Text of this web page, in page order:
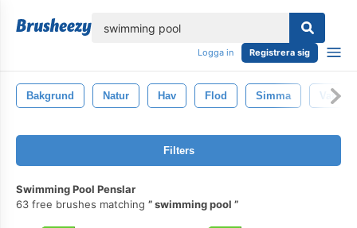
Logga in Registrera sig
Bakgrund Natur Hav Flod Simma Vatten
Filters
Swimming Pool Penslar
63 free brushes matching
swimming pool